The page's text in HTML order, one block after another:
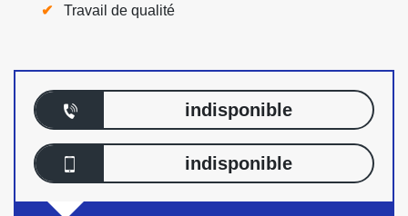
Travail de qualité
indisponible
indisponible